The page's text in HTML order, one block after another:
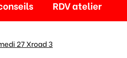
RDV atelier
27 Xroad 3